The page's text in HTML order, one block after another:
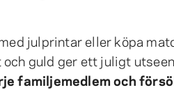
julprintar eller köpa
guld ger ett juligt
familjemedlem och